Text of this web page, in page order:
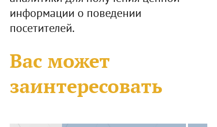
информации о поведении
посетителей.
Вас может
заинтересовать